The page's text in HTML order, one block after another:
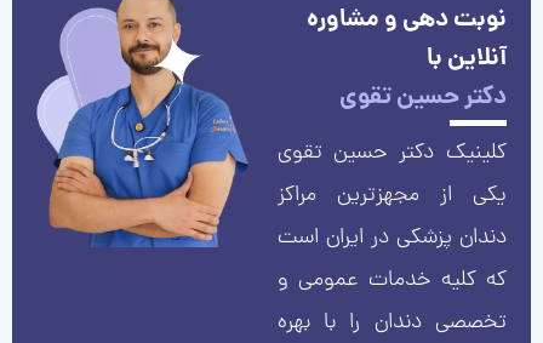
نوبت دهی و مشاوره
آنلاین با
دکتر حسین تقوی
کلینیک دکتر حسین تقوی
یکی از مجهزترین مراکز
دندان پزشکی در ایران است
که کلیه خدمات عمومی و
تخصصی دندان را با بهره